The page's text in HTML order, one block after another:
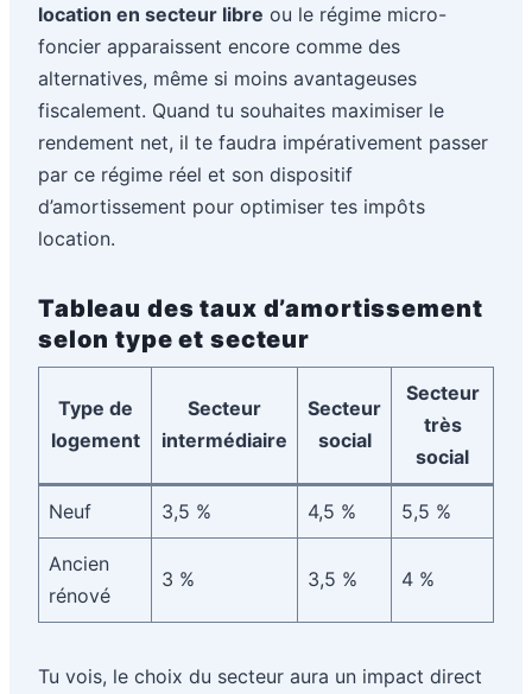
location en secteur libre ou le régime micro-
foncier apparaissent encore comme des
alternatives, même si moins avantageuses
fiscalement. Quand tu souhaites maximiser le
rendement net, il te faudra impérativement passer
par ce régime réel et son dispositif
d’amortissement pour optimiser tes impôts
location.
Tableau des taux d’amortissement
selon type et secteur
Type de
logement
Secteur
intermédiaire
Secteur
social
Secteur
très
social
Neuf 3,5 % 4,5 % 5,5 %
Ancien
rénové
3 % 3,5 % 4 %
Tu vois, le choix du secteur aura un impact direct